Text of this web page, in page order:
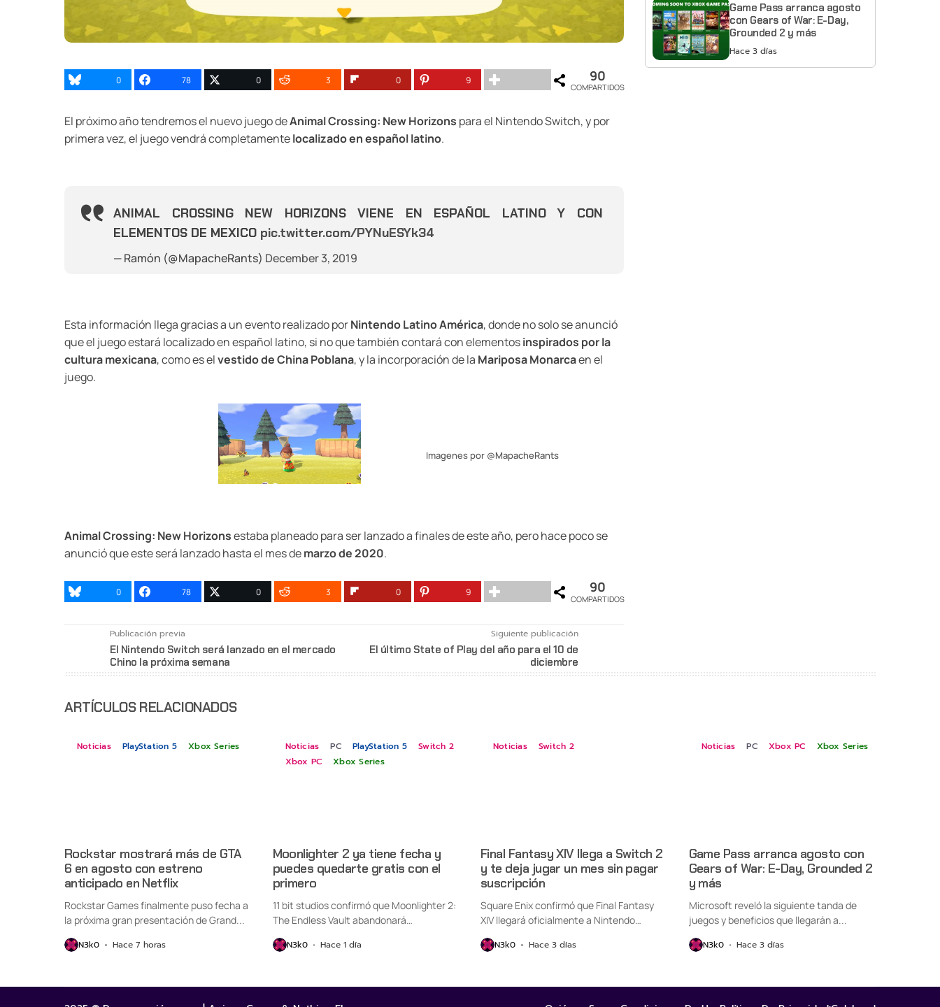
0 78 0 3 0 9 90
COMPARTIDOS
El próximo año tendremos el nuevo juego deAnimal Crossing: New Horizons para el Nintendo Switch, y por
primera vez, el juego vendrá completamentelocalizado en español latino.
ANIMAL CROSSING NEW HORIZONS VIENE EN ESPAÑOL LATINO Y CON
ELEMENTOS DE MEXICO pic.twitter.com/PYNuESYk34
— Ramón (@MapacheRants) December 3, 2019
Esta información llega gracias a un evento realizado porNintendo Latino América, donde no solo se anunció
que el juego estará localizado en español latino, si no que también contará con elementosinspirados por la
cultura mexicana, como es elvestido de China Poblana, y la incorporación de la Mariposa Monarcaen el
juego.
Imagenes por @MapacheRants
Animal Crossing: New Horizonsestaba planeado para ser lanzado a finales de este año, pero hace poco se
anunció que este será lanzado hasta el mes demarzo de 2020.
0 78 0 3 0 9 90
COMPARTIDOS
Publicación previa
El Nintendo Switch será lanzado en el mercado
Chino la próxima semana
Siguiente publicación
El último State of Play del año para el 10 de
diciembre
Game Pass arranca agosto
con Gears of War: E-Day,
Grounded 2 y más
Hace 3 días
ARTÍCULOS RELACIONADOS
Noticias PlayStation 5 Xbox Series
Rockstar mostrará más de GTA
6 en agosto con estreno
anticipado en Netflix
Rockstar Games finalmente puso fecha a
la próxima gran presentación de Grand...
N3k0 Hace 7 horas
Noticias PC PlayStation 5
Switch 2
Xbox PC
Xbox Series
Moonlighter 2 ya tiene fecha y
puedes quedarte gratis con el
primero
11 bit studios confirmó que Moonlighter 2:
The Endless Vault abandonará
oficialmente...
N3k0 Hace 1 día
Noticias Switch 2
Final Fantasy XIV llega a Switch 2
y te deja jugar un mes sin pagar
suscripción
Square Enix confirmó que Final Fantasy
XIV llegará oficialmente a Nintendo
Switch...
N3k0 Hace 3 días
Noticias PC Xbox PC Xbox Series
Game Pass arranca agosto con
Gears of War: E-Day, Grounded 2
y más
Microsoft reveló la siguiente tanda de
juegos y beneficios que llegarán a...
N3k0 Hace 3 días